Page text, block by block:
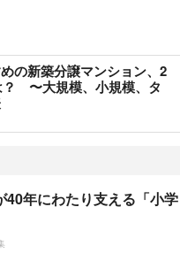
の新築分譲マンション、2
？ 〜大規模、小規模、タ
40年にわたり支える「小学